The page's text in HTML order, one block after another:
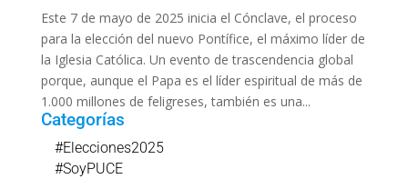
Este 7 de mayo de 2025 inicia el Cónclave, el proceso
para la elección del nuevo Pontífice, el máximo líder de
la Iglesia Católica. Un evento de trascendencia global
porque, aunque el Papa es el líder espiritual de más de
1.000 millones de feligreses, también es una...
Categorías
#Elecciones2025
#SoyPUCE